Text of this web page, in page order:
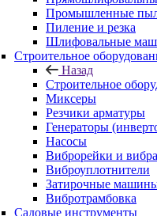
Промышленные
Пиление и резка
Шлифовальные
Строительное
Назад
Строительное
Миксеры
Резчики арматуры
Генераторы
Насосы
Виброрейки и
Виброуплотнители
Затирочные
Вибротрамбовка
Садовые инструменты